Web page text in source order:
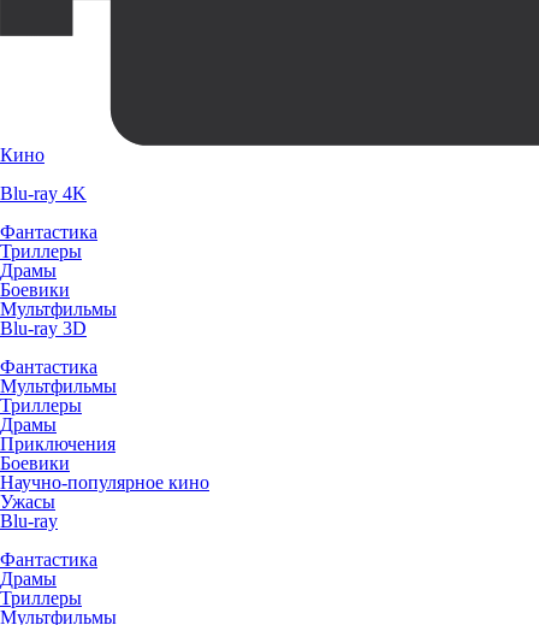
Кино
Blu-ray 4K
Фантастика
Триллеры
Драмы
Боевики
Мультфильмы
Blu-ray 3D
Фантастика
Мультфильмы
Триллеры
Драмы
Приключения
Боевики
Научно-популярное кино
Ужасы
Blu-ray
Фантастика
Драмы
Триллеры
Мультфильмы